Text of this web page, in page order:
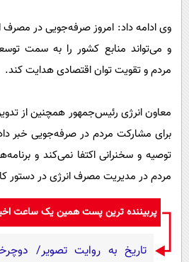
وی ادامه داد: امروز صرفه‌جویی در
و می‌تواند منابع کشور را به سمت
مردم و تقویت توان اقتصادی هدایت کند.
معاون انرژی رئیس‌جمهور همچنین از
برای مشارکت مردم در صرفه‌جویی خبر
توصیه و سخنرانی اکتفا نمی‌کند و
مردم در مدیریت مصرف انرژی در دستور
پربیننده ترین پست همین یک ساعت
تاریخ به روایت تصویر/